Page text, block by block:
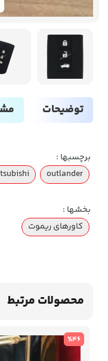
توضیحات
برچسبها :
outlander
بخشها :
کاورهای ریموت
محصولات مرتبط
%46